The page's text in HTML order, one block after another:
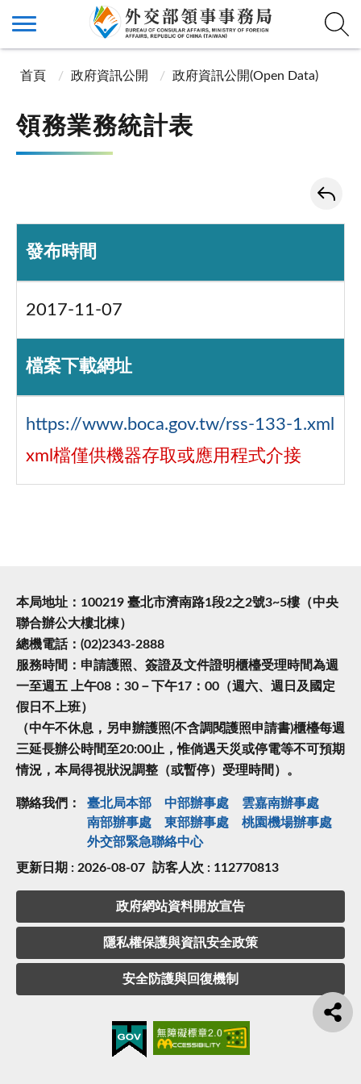
首頁 政府資訊公開 政府資訊公開(Open Data)
領務業務統計表
發布時間
2017-11-07
檔案下載網址
https://www.boca.gov.tw/rss-133-1.xml
xml檔僅供機器存取或應用程式介接
本局地址：100219 臺北市濟南路1段2之2號3~5樓（中央
聯合辦公大樓北棟）
總機電話：(02)2343-2888
服務時間：申請護照、簽證及文件證明櫃檯受理時間為週
一至週五 上午08：30－下午17：00（週六、週日及國定
假日不上班）
（中午不休息，另申辦護照(不含調閱護照申請書)櫃檯每週
三延長辦公時間至20:00止，惟倘遇天災或停電等不可預期
情況，本局得視狀況調整（或暫停）受理時間）。
聯絡我們： 臺北局本部 中部辦事處
雲嘉南辦事處
南部辦事處
東部辦事處
桃園機場辦事處
外交部緊急聯絡中⼼
更新日期 : 2026-08-07 訪客人次 : 112770813
政府網站資料開放宣告
隱私權保護與資訊安全政策
安全防護與回復機制